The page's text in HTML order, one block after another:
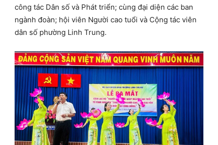
công tác Dân số và Phát triển; cùng đại diện các ban
ngành đoàn; hội viên Người cao tuổi và Cộng tác viên
dân số phường Linh Trung.